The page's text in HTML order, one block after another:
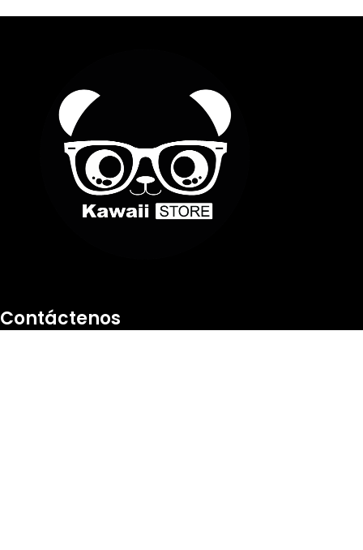
Contáctenos